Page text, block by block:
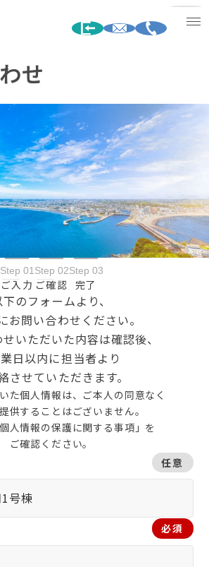
せ
Step 01
ご入力
Step 02
ご確認
Step 03
完了
下のフォームより、
お問い合わせください。
いただいた内容は確認後、
日以内に担当者より
させていただきます。
た個人情報は、ご本人の同意なく
供することはございません。
人情報の保護に関する事項」を
ご確認ください。
任意
必須